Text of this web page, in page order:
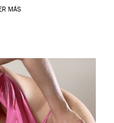
complejo […]
MÁS